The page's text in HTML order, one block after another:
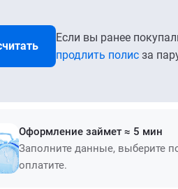
Если вы ранее
продлить полис за
Оформление займет ≈ 5 мин
Заполните данные, выберите
оплатите.